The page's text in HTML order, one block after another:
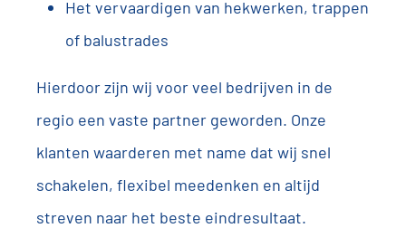
Het vervaardigen van hekwerken, trappen
of balustrades
Hierdoor zijn wij voor veel bedrijven in de
regio een vaste partner geworden. Onze
klanten waarderen met name dat wij snel
schakelen, flexibel meedenken en altijd
streven naar het beste eindresultaat.